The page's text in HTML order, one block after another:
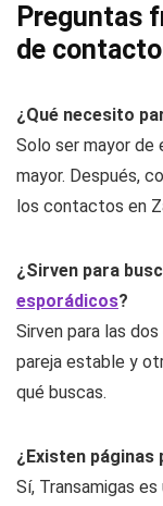
Preguntas
de
¿Qué necesito
Solo ser mayor de
mayor. Después,
los contactos en
¿Sirven para
esporádicos?
Sirven para las
pareja estable y
qué buscas.
¿Existen páginas
Sí, Transamigas